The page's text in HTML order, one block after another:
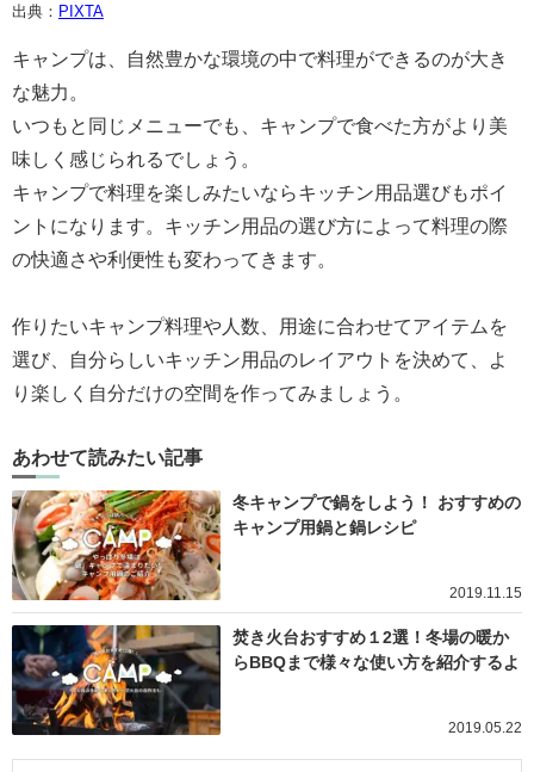
出典： PIXTA
キャンプは、自然豊かな環境の中で料理ができるのが大き
な魅力。
いつもと同じメニューでも、キャンプで食べた方がより美
味しく感じられるでしょう。
キャンプで料理を楽しみたいならキッチン用品選びもポイ
ントになります。キッチン用品の選び方によって料理の際
の快適さや利便性も変わってきます。
作りたいキャンプ料理や人数、用途に合わせてアイテムを
選び、自分らしいキッチン用品のレイアウトを決めて、よ
り楽しく自分だけの空間を作ってみましょう。
あわせて読みたい記事
冬キャンプで鍋をしよう！ おすすめの
キャンプ用鍋と鍋レシピ
2019.11.15
焚き火台おすすめ１2選！冬場の暖か
らBBQまで様々な使い方を紹介するよ
2019.05.22